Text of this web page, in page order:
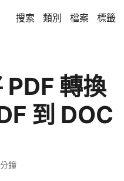
搜索 類別 檔案 標籤
轉換
到 DOC
鐘